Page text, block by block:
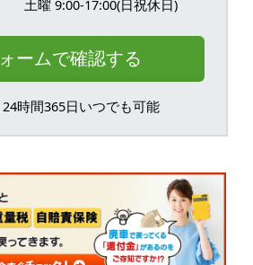
土曜 9:00-17:00(日祝休日)
ームで確認する
時間365日いつでも可能